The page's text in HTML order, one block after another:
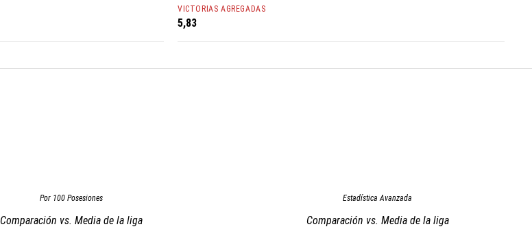
VICTORIAS AGREGADAS
5,83
Por 100 Posesiones
Comparación vs. Media de la liga
Estadística Avanzada
Comparación vs. Media de la liga